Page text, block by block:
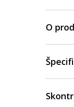
O